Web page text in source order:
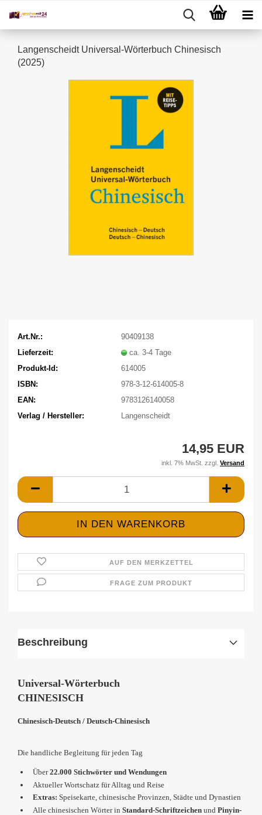
Langenscheidt Universal-Wörterbuch Chinesisch
(2025)
Art.Nr.:
90409138
Lieferzeit:
ca. 3-4 Tage
Produkt-Id:
614005
ISBN:
978-3-12-614005-8
EAN:
9783126140058
Verlag / Hersteller:
Langenscheidt
14,95 EUR
inkl. 7% MwSt. zzgl. Versand
AUF DEN MERKZETTEL
FRAGE ZUM PRODUKT
Beschreibung
Universal-Wörterbuch
CHINESISCH
Chinesisch-Deutsch / Deutsch-Chinesisch
Die handliche Begleitung für jeden Tag
Über22.000 Stichwörter und Wendungen
Aktueller Wortschatz für Alltag und Reise
Extras: Speisekarte, chinesische Provinzen, Städte und Dynastien
Alle chinesischen Wörter in Standard-Schriftzeichen und Pinyin-